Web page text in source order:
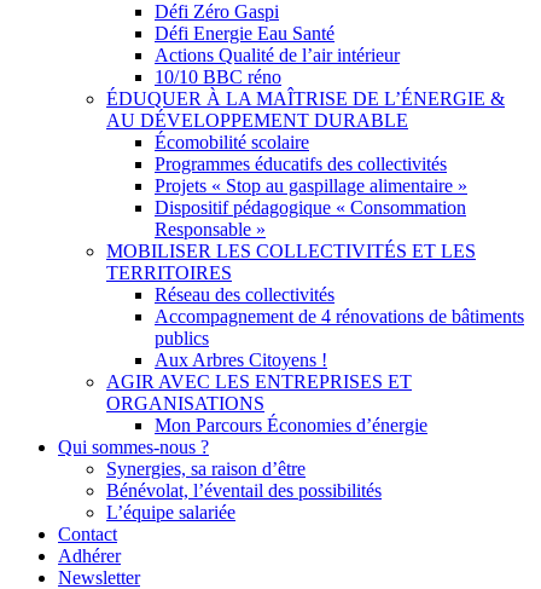
Défi Zéro Gaspi
Défi Energie Eau Santé
Actions Qualité de l’air intérieur
10/10 BBC réno
ÉDUQUER À LA MAÎTRISE DE L’ÉNERGIE &
AU DÉVELOPPEMENT DURABLE
Écomobilité scolaire
Programmes éducatifs des collectivités
Projets « Stop au gaspillage alimentaire »
Dispositif pédagogique « Consommation
Responsable »
MOBILISER LES COLLECTIVITÉS ET LES
TERRITOIRES
Réseau des collectivités
Accompagnement de 4 rénovations de bâtiments
publics
Aux Arbres Citoyens !
AGIR AVEC LES ENTREPRISES ET
ORGANISATIONS
Mon Parcours Économies d’énergie
Qui sommes-nous ?
Synergies, sa raison d’être
Bénévolat, l’éventail des possibilités
L’équipe salariée
Contact
Adhérer
Newsletter